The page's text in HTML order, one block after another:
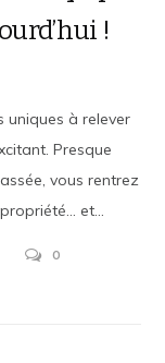
!
uniques à relever
Presque
vous rentrez
et...
0